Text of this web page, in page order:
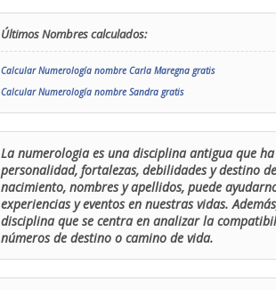
Últimos Nombres calculados:
Calcular Numerología nombre Carla Maregna gratis
Calcular Numerología nombre Sandra gratis
La numerologia es una disciplina antigua que
personalidad, fortalezas, debilidades y destino
nacimiento, nombres y apellidos, puede
experiencias y eventos en nuestras vidas.
disciplina que se centra en analizar la
números de destino o camino de vida.